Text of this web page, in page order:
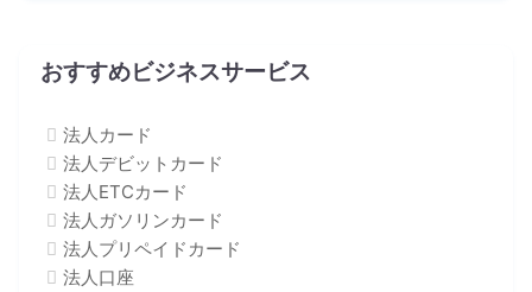
おすすめビジネスサービス
法人カード
法人デビットカード
法人ETCカード
法人ガソリンカード
法人プリペイドカード
法人口座